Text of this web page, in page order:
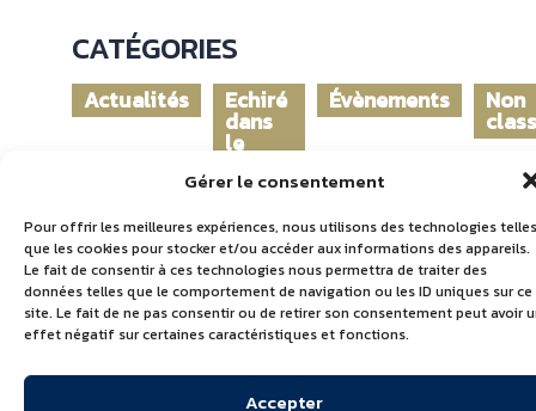
Gérer le consentement
Pour offrir les meilleures expériences, nous utilisons des technologies telles
que les cookies pour stocker et/ou accéder aux informations des appareils.
Le fait de consentir à ces technologies nous permettra de traiter des
données telles que le comportement de navigation ou les ID uniques sur ce
site. Le fait de ne pas consentir ou de retirer son consentement peut avoir
effet négatif sur certaines caractéristiques et fonctions.
Accepter
CATÉGORIES
Actualités Echiré
dans
le
Évènements Non